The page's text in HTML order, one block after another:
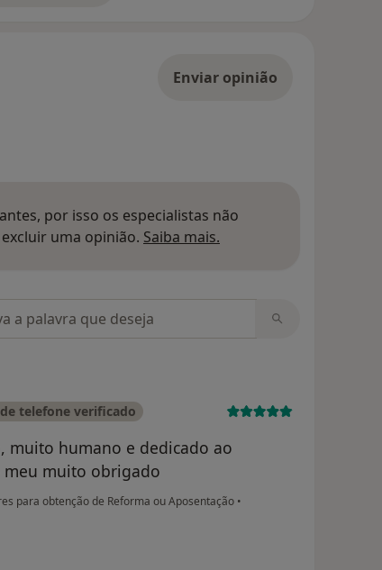
Enviar opinião
por isso os especialistas não
uma opinião. Saiba mais.
em opiniões
telefone verificado
muito humano e dedicado ao
meu muito obrigado
para obtenção de Reforma ou Aposentação •